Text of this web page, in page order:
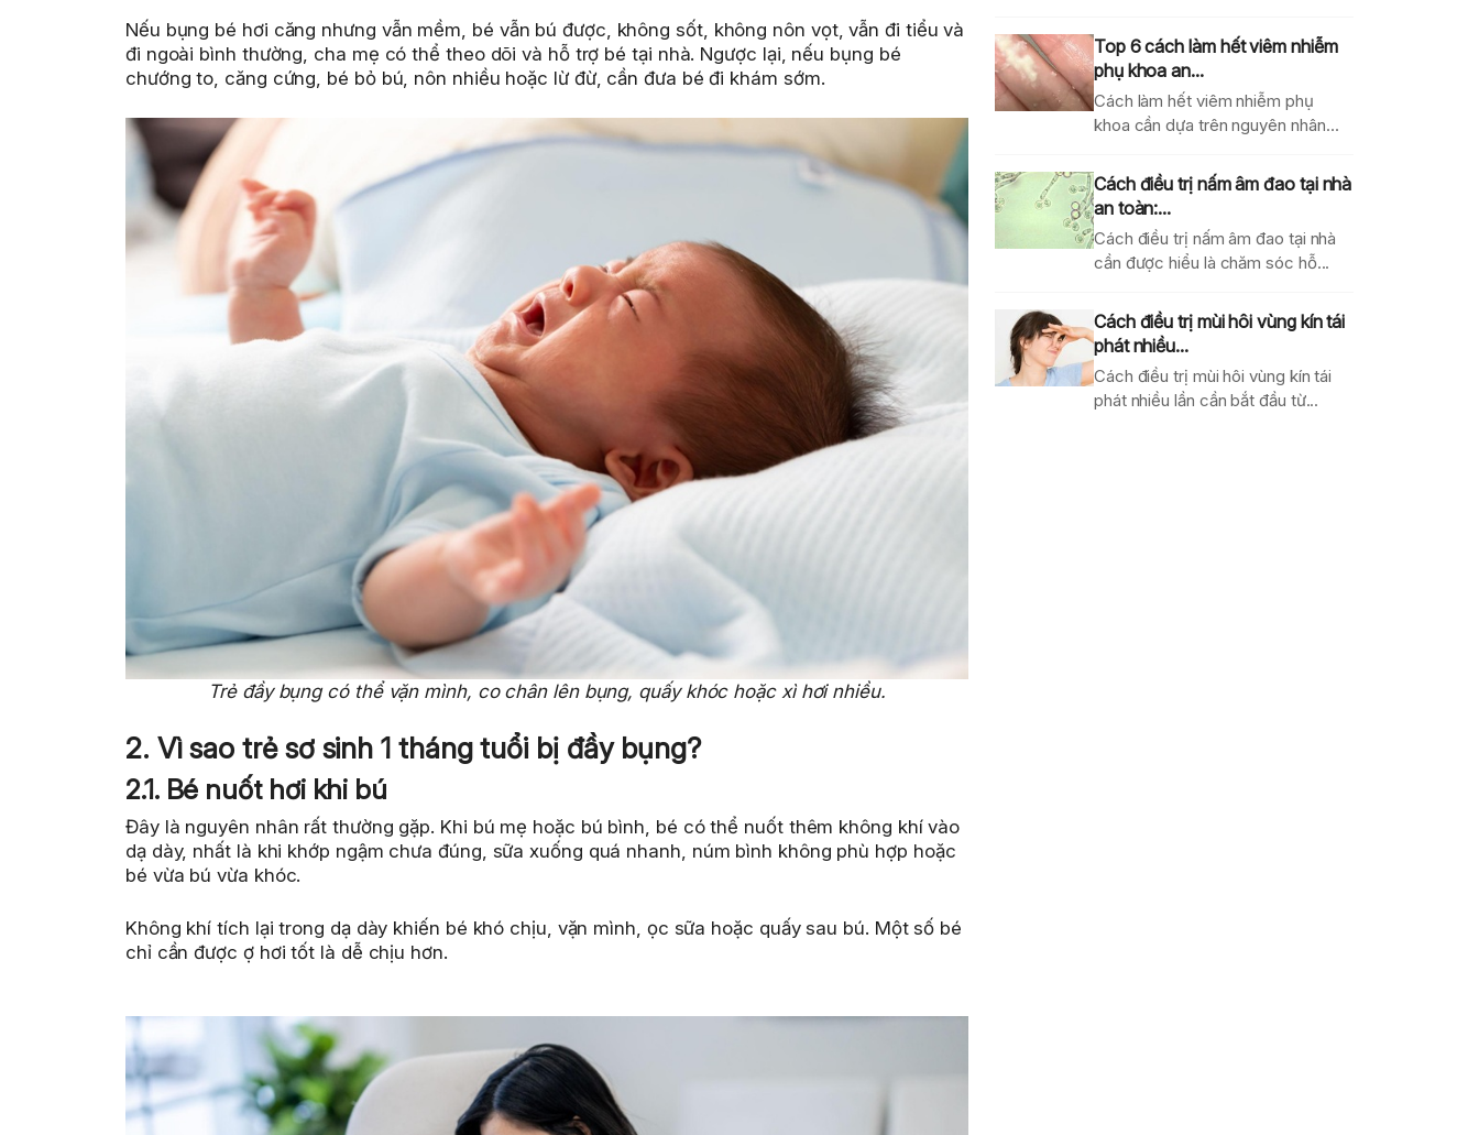
Nếu bụng bé hơi căng nhưng vẫn mềm, bé vẫn bú được, không sốt, không nôn vọt, vẫn đi tiểu và
đi ngoài bình thường, cha mẹ có thể theo dõi và hỗ trợ bé tại nhà. Ngược lại, nếu bụng bé
chướng to, căng cứng, bé bỏ bú, nôn nhiều hoặc lừ đừ, cần đưa bé đi khám sớm.
Trẻ đầy bụng có thể vặn mình, co chân lên bụng, quấy khóc hoặc xì hơi nhiều.
2. Vì sao trẻ sơ sinh 1 tháng tuổi bị đầy bụng?
2.1. Bé nuốt hơi khi bú
Đây là nguyên nhân rất thường gặp. Khi bú mẹ hoặc bú bình, bé có thể nuốt thêm không khí vào
dạ dày, nhất là khi khớp ngậm chưa đúng, sữa xuống quá nhanh, núm bình không phù hợp hoặc
bé vừa bú vừa khóc.
Không khí tích lại trong dạ dày khiến bé khó chịu, vặn mình, ọc sữa hoặc quấy sau bú. Một số bé
chỉ cần được ợ hơi tốt là dễ chịu hơn.
Top 6 cách làm hết viêm nhiễm
phụ khoa an...
Cách làm hết viêm nhiễm phụ
khoa cần dựa trên nguyên nhân
Cách điều trị nấm âm đao tại nhà
an toàn:...
Cách điều trị nấm âm đao tại nhà
cần được hiểu là chăm sóc hỗ...
Cách điều trị mùi hôi vùng kín tái
phát nhiều...
Cách điều trị mùi hôi vùng kín tái
phát nhiều lần cần bắt đầu từ...